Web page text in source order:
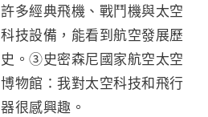
許多經典飛機、戰鬥機與太空
科技設備，能看到航空發展歷
史。③史密森尼國家航空太空
博物館：我對太空科技和飛行
器很感興趣。